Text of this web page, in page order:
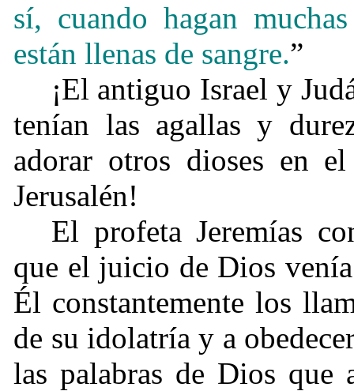
sí, cuando hagan
están llenas de sangre.”
¡El antiguo Israel y
tenían las agallas y
adorar otros dioses en
Jerusalén!
El profeta Jeremías
que el juicio de Dios
Él constantemente los
de su idolatría y a
las palabras de Dios que